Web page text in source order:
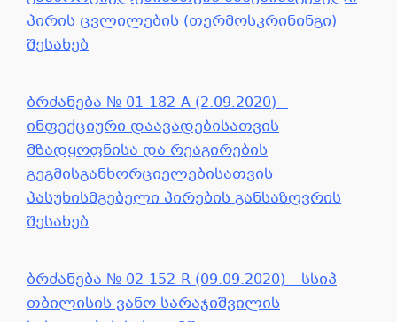
პირის ცვლილების (თერმოსკრინინგი)
შესახებ
ბრძანება № 01-182-A (2.09.2020) –
ინფექციური დაავადებისათვის
მზადყოფნისა და რეაგირების
გეგმისგანხორციელებისათვის
პასუხისმგებელი პირების განსაზღვრის
შესახებ
ბრძანება № 02-152-R (09.09.2020) – სსიპ
თბილისის ვანო სარაჯიშვილის